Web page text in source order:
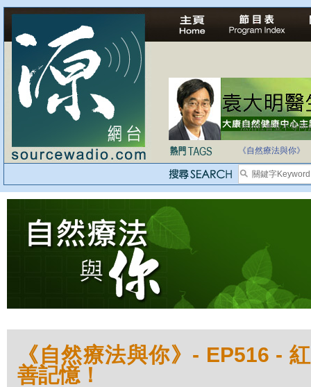
法治社會並不等同
《自然療法與你》
《自然療法與你》- EP516 -
善記憶！